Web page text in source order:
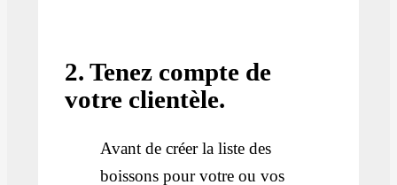
2. Tenez compte de
votre clientèle.
Avant de créer la liste des
boissons pour votre ou vos